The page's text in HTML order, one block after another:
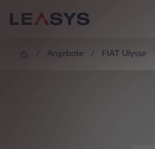
Angebote FIAT Ulysse